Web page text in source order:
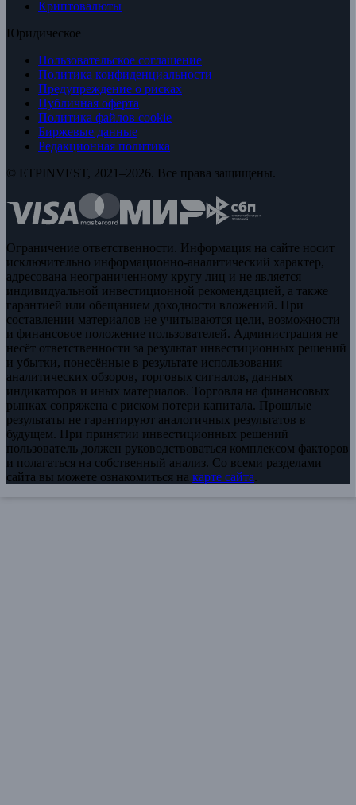
Криптовалюты
Юридическое
Пользовательское соглашение
Политика конфиденциальности
Предупреждение о рисках
Публичная оферта
Политика файлов cookie
Биржевые данные
Редакционная политика
© ETPINVEST, 2021–2026. Все права защищены.
Ограничение ответственности. Информация на сайте носит
исключительно информационно-аналитический характер,
адресована неограниченному кругу лиц и не является
индивидуальной инвестиционной рекомендацией, а также
гарантией или обещанием доходности вложений. При
составлении материалов не учитываются цели, возможности
и финансовое положение пользователей. Администрация не
несёт ответственности за результат инвестиционных решений
и убытки, понесённые в результате использования
аналитических обзоров, торговых сигналов, данных
индикаторов и иных материалов. Торговля на финансовых
рынках сопряжена с риском потери капитала. Прошлые
результаты не гарантируют аналогичных результатов в
будущем. При принятии инвестиционных решений
пользователь должен руководствоваться комплексом факторов
и полагаться на собственный анализ. Со всеми разделами
сайта вы можете ознакомиться на карте сайта.